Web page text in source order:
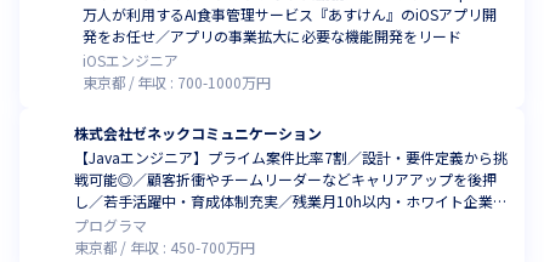
万人が利用するAI食事管理サービス『あすけん』のiOSアプリ開
発をお任せ／アプリの事業拡大に必要な機能開発をリード
iOSエンジニア
東京都
年収 : 700-1000万円
株式会社ゼネックコミュニケーション
【Javaエンジニア】プライム案件比率7割／設計・要件定義から挑
戦可能◎／顧客折衝やチームリーダーなどキャリアアップを後押
し／若手活躍中・育成体制充実／残業月10h以内・ホワイト企業認
定の働きやすさも魅力です！
プログラマ
東京都
年収 : 450-700万円